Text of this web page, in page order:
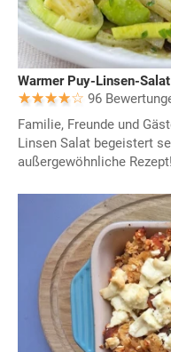
Warmer Puy-Linsen-Salat
96
Familie, Freunde und
Linsen Salat begeistert
außergewöhnliche Rezept!